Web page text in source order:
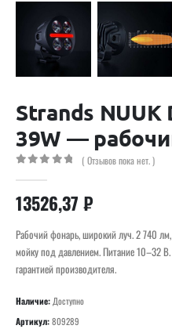
Strands NUUK
39W —
( Отзывов пока нет. )
13526,37 ₽
Рабочий фонарь, широкий луч. 2 740
мойку под давлением. Питание 10–32
гарантией производителя.
Наличие: Доступно
Артикул:809289